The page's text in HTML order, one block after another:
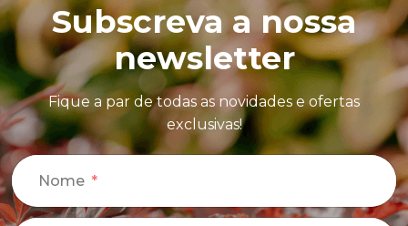
Subscreva a nossa
newsletter
Fique a par de todas as novidades e ofertas
exclusivas!
Nome